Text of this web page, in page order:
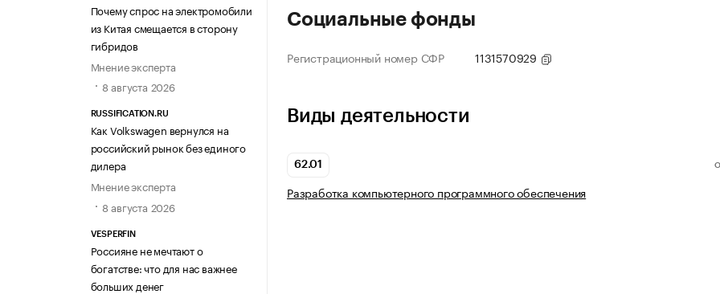
Почему спрос на электромобили
из Китая смещается в сторону
гибридов
Мнение эксперта
8 августа 2026
RUSSIFICATION.RU
Как Volkswagen вернулся на
российский рынок без единого
дилера
Мнение эксперта
8 августа 2026
VESPERFIN
Россияне не мечтают о
богатстве: что для нас важнее
больших денег
Социальные фонды
Регистрационный номер СФР 1131570929
Виды деятельности
62.01
Разработка компьютерного программного обеспечения